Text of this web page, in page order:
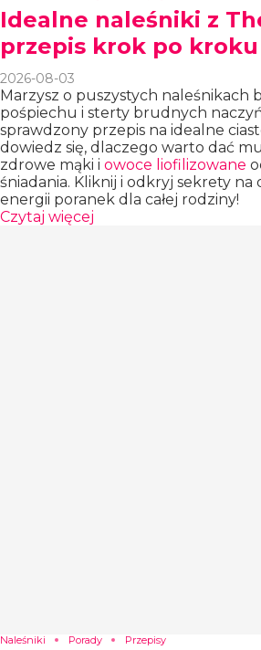
Idealne naleśniki z
przepis krok po
2026-08-03
Marzysz o puszystych naleśnikach
pośpiechu i sterty brudnych
sprawdzony przepis na idealne
dowiedz się, dlaczego warto dać
zdrowe mąki i owoce liofilizowane
śniadania. Kliknij i odkryj sekrety na
energii poranek dla całej rodziny!
Czytaj więcej
Naleśniki Porady Przepisy